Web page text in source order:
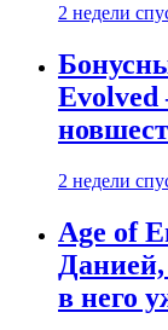
2 недели
Evolved
2 недели
Age of
в него